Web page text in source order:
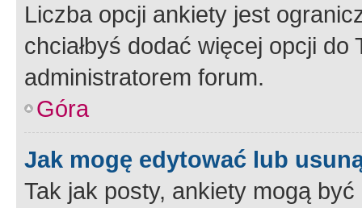
Liczba opcji ankiety jest
chciałbyś dodać więcej opcji
administratorem forum.
Góra
Jak mogę edytować lub
Tak jak posty, ankiety mogą